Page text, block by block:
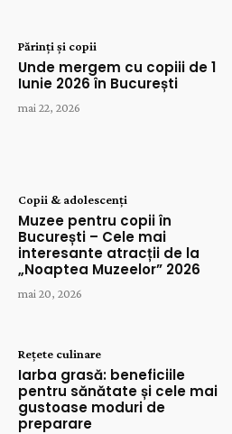
Părinți și copii
Unde mergem cu copiii de 1
Iunie 2026 în București
mai 22, 2026
Copii & adolescenți
Muzee pentru copii în
București – Cele mai
interesante atracții de la
„Noaptea Muzeelor” 2026
mai 20, 2026
Rețete culinare
Iarba grasă: beneficiile
pentru sănătate și cele mai
gustoase moduri de
preparare